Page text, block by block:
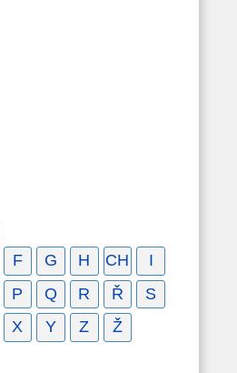
F G H CH
I
P Q R Ř
S
X Y Z Ž